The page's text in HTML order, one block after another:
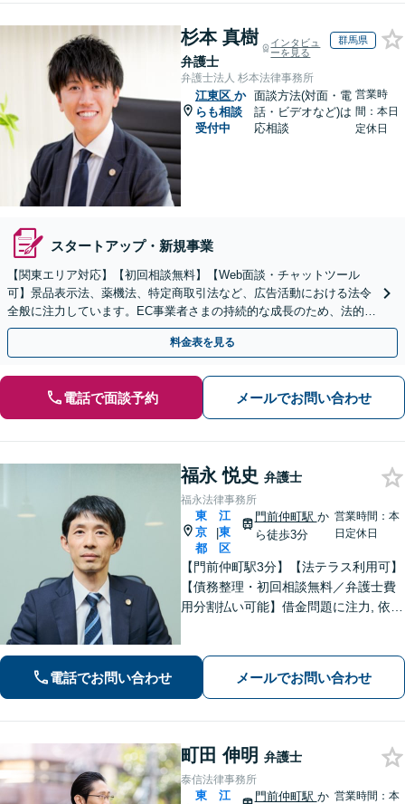
杉本 真樹
弁護士
インタビュ
ーを見る
群馬県
弁護士法人 杉本法律事務所
江東区 か
らも相談
受付中
面談方法(対面・電
話・ビデオなど)は
応相談
営業時
間：本日
定休日
スタートアップ・新規事業
【関東エリア対応】【初回相談無料】【Web面談・チャットツール
可】景品表示法、薬機法、特定商取引法など、広告活動における法令
全般に注力しています。EC事業者さまの持続的な成長のため、法的観
点から徹底的にサポートいたします【休日・夜間面談可】
料金表を見る
電話で面談予約 メールでお問い合わせ
福永 悦史 弁護士
福永法律事務所
東
京
都
|
江
東
区
門前仲町駅 か
ら徒歩3分
営業時間：本
日定休日
【門前仲町駅3分】【法テラス利用可】
【債務整理・初回相談無料／弁護士費
用分割払い可能】借金問題に注力, 依頼
の解決を共に目指します。【事前予約
で休日・夜間相談可】
電話でお問い合わせ メールでお問い合わせ
町田 伸明 弁護士
泰信法律事務所
東
江
門前仲町駅 か 営業時間：本